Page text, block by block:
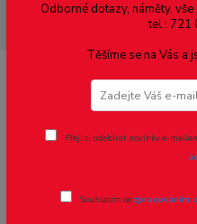
Železniční modelářství
IL-
IL-3 PECO -
délka 914 mm,
Odborné dotazy, náměty,
tel.: 721
Těšíme se na Vás a
Přeji si odebírat novinky e-
Souhlasím se zpracováním